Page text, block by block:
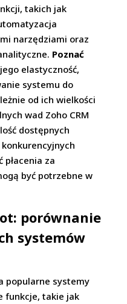
takich jak
narzędziami oraz
Poznać
elastyczność,
systemu do
od ich wielkości
wad Zoho CRM
dostępnych
płacenia za
być potrzebne w
porównanie
systemów
popularne systemy
funkcje, takie jak